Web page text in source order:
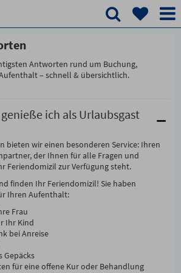
Antworten rund um Buchung,
– schnell & übersichtlich.
ich als Urlaubsgast
bieten wir einen besonderen Service: Ihren
der Ihnen für alle Fragen und
Feriendomizil zur Verfügung steht.
finden Ihr Feriendomizil! Sie haben
Ihren Aufenthalt:
Frau
Ihr Kind
bei Anreise
Gepäcks
für eine offene Kur oder Behandlung